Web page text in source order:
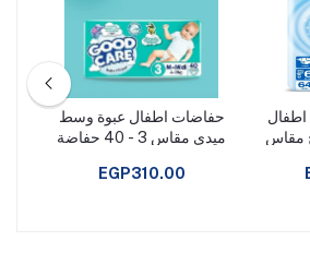
مقاس
حفاضات اطفال عبوة وسط
ميدى مقاس 3 - 40 حفاضة
EGP310.00